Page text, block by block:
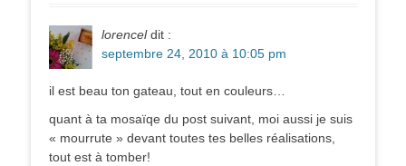
lorencel dit :
septembre 24, 2010 à 10:05 pm
il est beau ton gateau, tout en couleurs…
quant à ta mosaïqe du post suivant, moi aussi je suis
« mourrute » devant toutes tes belles réalisations,
tout est à tomber!